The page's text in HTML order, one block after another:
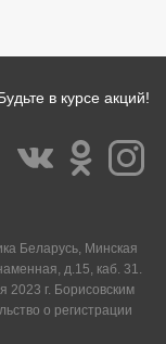
Беларусь, Минская
д.15, каб. 31.
2023 г. Борисовским
о регистрации
в курсе акций!